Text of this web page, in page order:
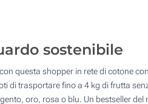
:
sostenibile
questa shopper in rete di cotone
di trasportare fino a 4 kg di frutta
oro, rosa o blu. Un bestseller